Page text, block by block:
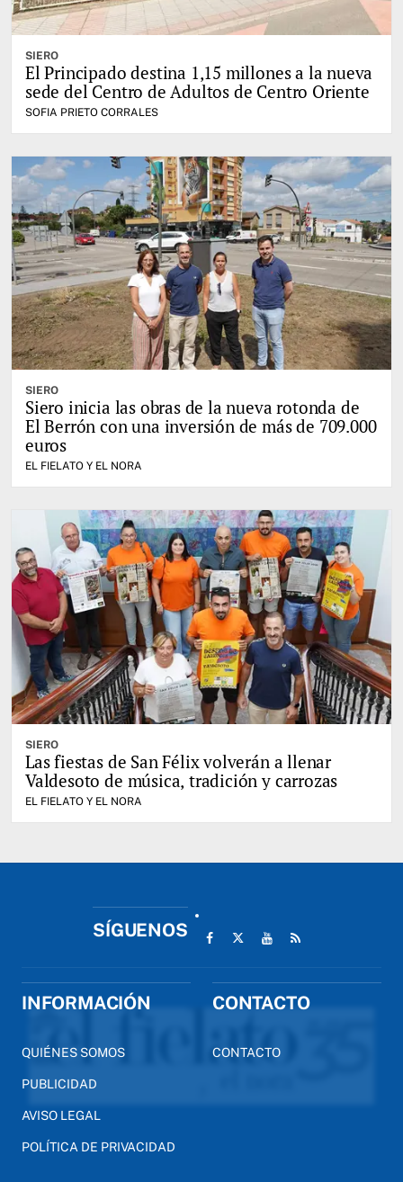
SIERO
El Principado destina 1,15 millones a la nueva
sede del Centro de Adultos de Centro Oriente
SOFIA PRIETO CORRALES
SIERO
Siero inicia las obras de la nueva rotonda de
El Berrón con una inversión de más de 709.000
euros
EL FIELATO Y EL NORA
SIERO
Las fiestas de San Félix volverán a llenar
Valdesoto de música, tradición y carrozas
EL FIELATO Y EL NORA
SÍGUENOS
INFORMACIÓN
QUIÉNES SOMOS
PUBLICIDAD
AVISO LEGAL
POLÍTICA DE PRIVACIDAD
CONTACTO
CONTACTO